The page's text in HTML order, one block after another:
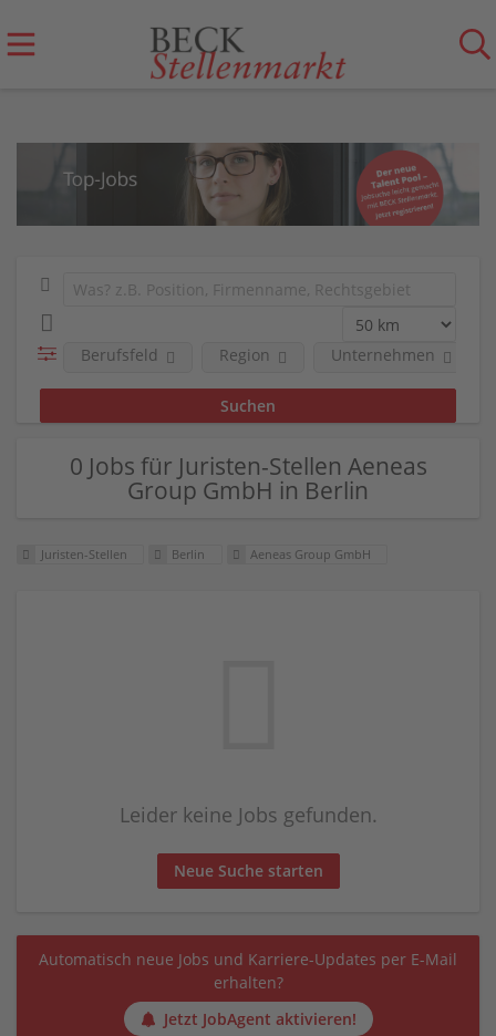
Berufsfeld Region Unternehmen
0 Jobs für Juristen-Stellen Aeneas
Group GmbH in Berlin
Juristen-Stellen Berlin Aeneas Group GmbH
Leider keine Jobs gefunden.
Neue Suche starten
Automatisch neue Jobs und Karriere-Updates per E-Mail
erhalten?
Jetzt JobAgent aktivieren!